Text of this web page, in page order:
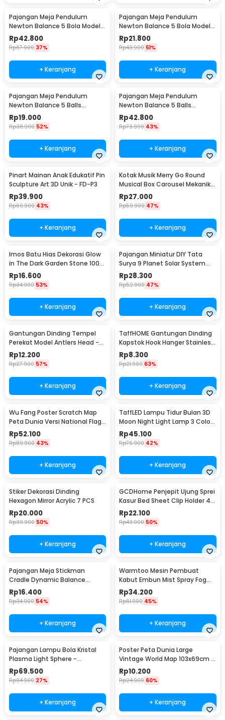
Pajangan Meja Pendulum
Newton Balance 5 Bola Model
Arched M - ZY02
Rp42.800
Rp67.900 37%
+ Keranjang
Pajangan Meja Pendulum
Newton Balance 5 Bola Model
Arched S - ZY02
Rp21.800
Rp43.900 51%
+ Keranjang
Pajangan Meja Pendulum
Newton Balance 5 Balls
Stainless Steel Model T S -
LX013
Rp19.000
Rp38.900 52%
+ Keranjang
Pajangan Meja Pendulum
Newton Balance 5 Balls
Stainless Steel Model T L -
LX013
Rp42.800
Rp73.900 43%
+ Keranjang
Pinart Mainan Anak Edukatif Pin
Sculpture Art 3D Unik - FD-P3
Rp39.900
Rp69.900 43%
+ Keranjang
Kotak Musik Merry Go Round
Musical Box Carousel Mekanikal
- HD-Y02
Rp27.000
Rp50.900 47%
+ Keranjang
Imos Batu Hias Dekorasi Glow
in The Dark Garden Stone 100
PCS - HC0043
Rp16.600
Rp34.900 53%
+ Keranjang
Pajangan Miniatur DIY Tata
Surya 9 Planet Solar System
Planetary - 2135
Rp28.300
Rp52.900 47%
+ Keranjang
Gantungan Dinding Tempel
Perekat Model Antlers Head -
MU03
Rp12.200
Rp27.900 57%
+ Keranjang
TaffHOME Gantungan Dinding
Kapstok Hook Hanger Stainless
Steel 201 - MT11
Rp8.300
Rp21.900 63%
+ Keranjang
Wu Fang Poster Scratch Map
Peta Dunia Versi National Flag
- ZJP-M018
Rp52.100
Rp89.900 43%
+ Keranjang
TaffLED Lampu Tidur Bulan 3D
Moon Night Light Lamp 3 Color
8cm 1W 5V - LD002701
Rp45.100
Rp76.900 42%
+ Keranjang
Stiker Dekorasi Dinding
Hexagon Mirror Acrylic 7 PCS
Rp20.000
Rp39.900 50%
+ Keranjang
GCDHome Penjepit Ujung Sprei
Kasur Bed Sheet Clip Holder 4
PCS - FS-1809
Rp22.100
Rp43.900 50%
+ Keranjang
Pajangan Meja Stickman
Cradle Dynamic Balance
Instrument Ball Pendulum
Rp16.400
Rp34.900 54%
+ Keranjang
Warmtoo Mesin Pembuat
Kabut Embun Mist Spray Fog
Maker 12 LED 24V - WT01
Rp34.200
Rp61.900 45%
+ Keranjang
Pajangan Lampu Bola Kristal
Plasma Light Sphere -
ZC211700
Rp69.500
Rp94.900 27%
+ Keranjang
Poster Peta Dunia Large
Vintage World Map 103x69cm -
N401
Rp10.200
Rp24.900 60%
+ Keranjang